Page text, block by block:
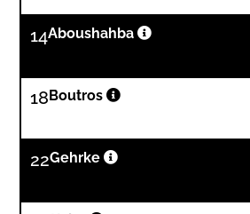
14Aboushahba
18 Boutros
22Gehrke